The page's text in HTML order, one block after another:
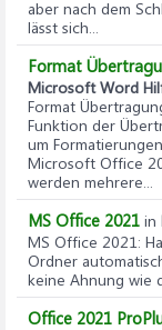
aber nach dem
lässt sich...
Format
Microsoft Word
Format
Funktion der
um
Microsoft Office
werden mehrere...
MS Office 2021 in
MS Office 2021:
Ordner
keine Ahnung wie
Office 2021